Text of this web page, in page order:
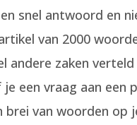
snel antwoord en
van 2000
andere zaken
een vraag aan een
brei van woorden op